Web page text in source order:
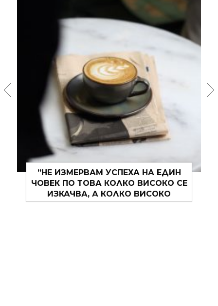
”НЕ ИЗМЕРВАМ УСПЕХА НА ЕДИН
ЧОВЕК ПО ТОВА КОЛКО ВИСОКО СЕ
ИЗКАЧВА, А КОЛКО ВИСОКО
ОТСКАЧА, КОГАТО УДАРИ ДЪНОТО.”